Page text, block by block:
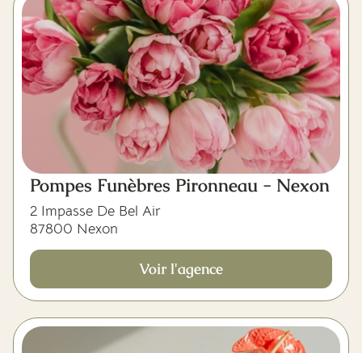
Pompes Funèbres Pironneau - Nexon
2 Impasse De Bel Air
87800 Nexon
Voir l'agence